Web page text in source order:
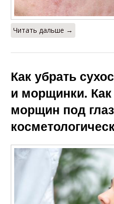
Читать дальше →
Как убрать
и морщинки. Как
морщин под